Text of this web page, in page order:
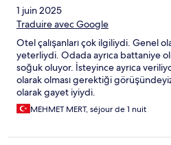
1 juin 2025
Traduire avec Google
Otel çalışanları çok ilgiliydi. Genel
yeterliydi. Odada ayrıca battaniye
soğuk oluyor. İsteyince ayrıca
olarak olması gerektiği
olarak gayet iyiydi.
MEHMET MERT, séjour de 1 nuit